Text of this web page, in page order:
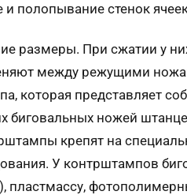
полопывание стенок
размеры. При сжатии у
между режущими
которая представляет
биговальных ножей
крепят на
У контрштампов